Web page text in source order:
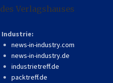
Verlagshauses
Industrie:
news-in-industry.com
news-in-industry.de
industrietreff.de
packtreff.de